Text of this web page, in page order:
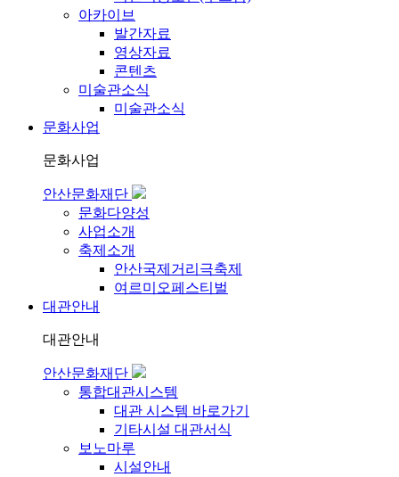
아카이브
발간자료
영상자료
콘텐츠
미술관소식
미술관소식
문화사업
문화사업
안산문화재단
문화다양성
사업소개
축제소개
안산국제거리극축제
여르미오페스티벌
대관안내
대관안내
안산문화재단
통합대관시스템
대관 시스템 바로가기
기타시설 대관서식
보노마루
시설안내